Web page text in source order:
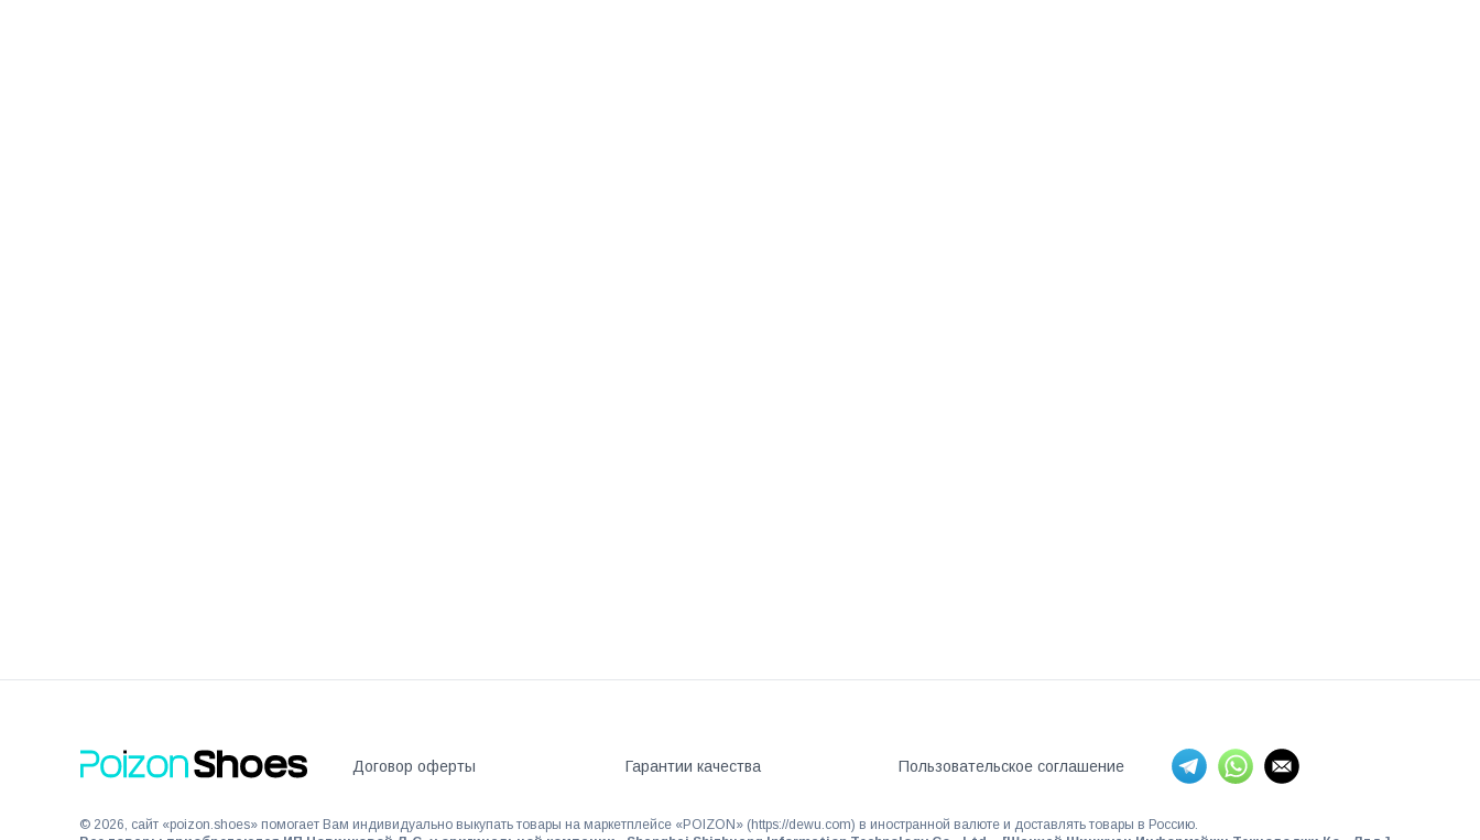
Договор оферты Гарантии качества Пользовательское соглашение
© 2026, сайт «poizon.shoes» помогает Вам индивидуально выкупать товары на маркетплейсе «POIZON» (https://dewu.com) в иностранной валюте и доставлять товары в Россию.